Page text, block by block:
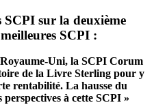
SCPI sur la deuxième
SCPI :
Uni, la SCPI Corum
de la Livre Sterling pour y
rentabilité. La hausse du
à cette SCPI »